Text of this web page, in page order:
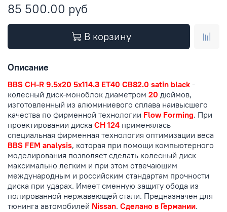
85 500.00 руб
В корзину
Описание
BBS CH-R 9.5x20 5x114.3 ET40 CB82.0 satin black -
колесный диск-моноблок диаметром 20 дюймов,
изготовленный из алюминиевого сплава наивысшего
качества по фирменной технологии Flow Forming. При
проектировании диска CH 124 применялась
специальная фирменная технология оптимизации веса
BBS FEM analysis, которая при помощи компьютерного
моделирования позволяет сделать колесный диск
максимально легким и при этом отвечающим
международным и российским стандартам прочности
диска при ударах. Имеет сменную защиту обода из
полированной нержавеющей стали. Предназначен для
тюнинга автомобилей Nissan. Сделано в Германии.